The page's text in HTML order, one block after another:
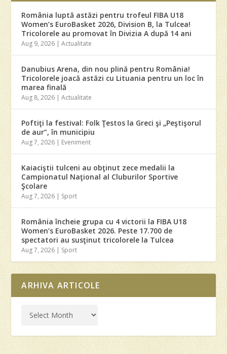
România luptă astăzi pentru trofeul FIBA U18
Women’s EuroBasket 2026, Division B, la Tulcea!
Tricolorele au promovat în Divizia A după 14 ani
Aug 9, 2026 |Actualitate
Danubius Arena, din nou plină pentru România!
Tricolorele joacă astăzi cu Lituania pentru un loc în
marea finală
Aug 8, 2026 |Actualitate
Poftiţi la festival: Folk Ţestos la Greci şi „Peştişorul
de aur”, în municipiu
Aug 7, 2026 | Eveniment
Kaiaciştii tulceni au obţinut zece medalii la
Campionatul Naţional al Cluburilor Sportive
Şcolare
Aug 7, 2026 | Sport
România încheie grupa cu 4 victorii la FIBA U18
Women’s EuroBasket 2026. Peste 17.700 de
spectatori au susţinut tricolorele la Tulcea
Aug 7, 2026 | Sport
ARHIVA ARTICOLE